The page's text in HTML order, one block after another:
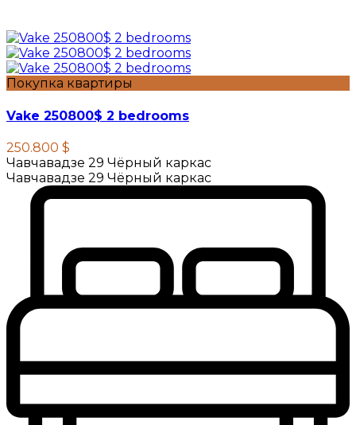
Покупка квартиры
Vake 250800$ 2 bedrooms
250.800 $
Чавчавадзе 29 Чёрный каркас
Чавчавадзе 29 Чёрный каркас